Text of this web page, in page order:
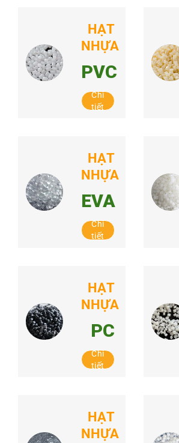
HẠT
NHỰA
PVC
Chi
tiết
HẠT
NHỰA
EVA
Chi
tiết
HẠT
NHỰA
PC
Chi
tiết
HẠT
NHỰA